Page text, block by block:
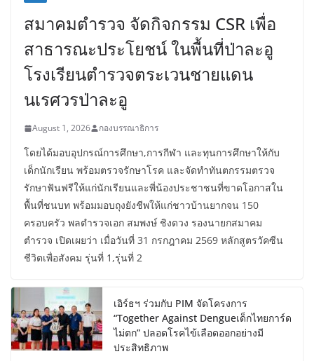
สมาคมตำรวจ จัดกิจกรรม CSR เพื่อ
สาธารณะประโยชน์ ในพื้นที่ป่าละอู
โรงเรียนตำรวจตระเวนชายแดน
นเรศวรป่าละอู
August 1, 2026 กองบรรณาธิการ
โดยได้มอบอุปกรณ์การศึกษา,การกีฬา และทุนการศึกษาให้กับ
เด็กนักเรียน พร้อมตรวจรักษาโรค และจัดทำทันตกรรมตรวจ
รักษาฟันฟรีให้แก่นักเรียนและพี่น้องประชาชนที่ขาดโอกาสใน
พื้นที่ชนบท พร้อมมอบถุงยังชีพให้แก่ชาวบ้านยากจน 150
ครอบครัว พลตำรวจเอก สมพงษ์ ชิงดวง รองนายกสมาคม
ตำรวจ เปิดเผยว่า เมื่อวันที่ 31 กรกฎาคม 2569 หลักสูตรวัคซีน
ชีวิตเพื่อสังคม รุ่นที่ 1,รุ่นที่ 2
เอิร์ธฯ ร่วมกับ PIM จัดโครงการ
“Together Against Dengueเด็กไทยการ์ด
ไม่ตก” ปลอดโรคไข้เลือดออกอย่างมี
ประสิทธิภาพ